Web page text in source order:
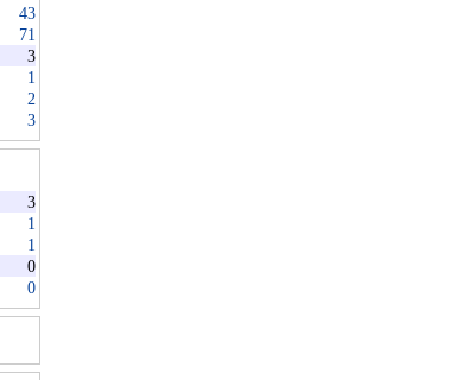
43
71
3
1
2
3
3
1
1
0
0